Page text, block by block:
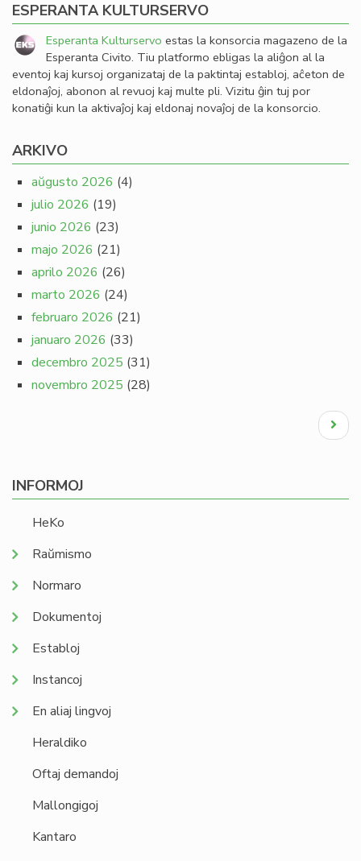
ESPERANTA KULTURSERVO
Esperanta Kulturservo estas la konsorcia magazeno de la
Esperanta Civito. Tiu platformo ebligas la aliĝon al la
eventoj kaj kursoj organizataj de la paktintaj establoj, aĉeton de
eldonaĵoj, abonon al revuoj kaj multe pli. Vizitu ĝin tuj por
konatiĝi kun la aktivaĵoj kaj eldonaj novaĵoj de la konsorcio.
ARKIVO
aŭgusto 2026 (4)
julio 2026 (19)
junio 2026 (23)
majo 2026 (21)
aprilo 2026 (26)
marto 2026 (24)
februaro 2026 (21)
januaro 2026 (33)
decembro 2025 (31)
novembro 2025 (28)
Next
page
INFORMOJ
HeKo
Raŭmismo
Normaro
Dokumentoj
Establoj
Instancoj
En aliaj lingvoj
Heraldiko
Oftaj demandoj
Mallongigoj
Kantaro